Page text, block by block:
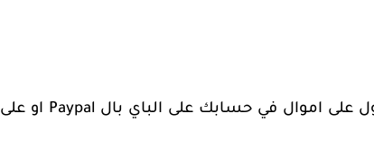
على اموال في حسابك على الباي بال Paypal او على